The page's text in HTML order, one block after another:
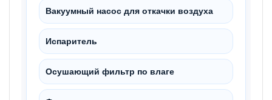
Вакуумный насос для откачки воздуха
Испаритель
Осушающий фильтр по влаге